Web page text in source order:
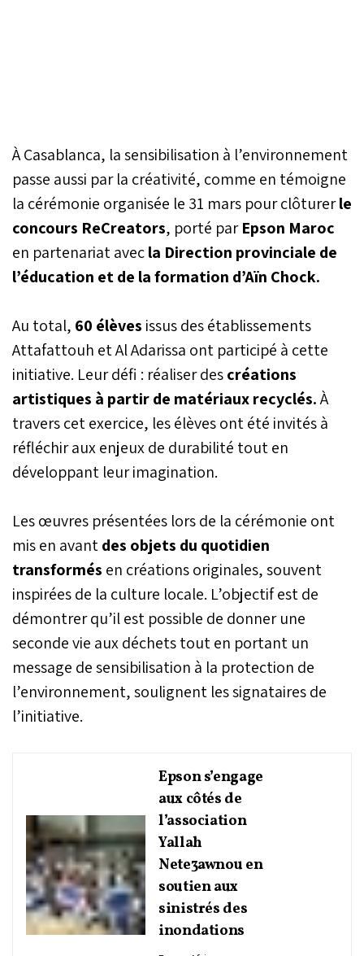
À Casablanca, la sensibilisation à l’environnement
passe aussi par la créativité, comme en témoigne
la cérémonie organisée le 31 mars pour clôturerle
concours ReCreators, porté parEpson Maroc
en partenariat avecla Direction provinciale de
l’éducation et de la formation d’Aïn Chock.
Au total, 60 élèves issus des établissements
Attafattouh et Al Adarissa ont participé à cette
initiative. Leur défi : réaliser descréations
artistiques à partir de matériaux recyclés.À
travers cet exercice, les élèves ont été invités à
réfléchir aux enjeux de durabilité tout en
développant leur imagination.
Les œuvres présentées lors de la cérémonie ont
mis en avantdes objets du quotidien
transformés en créations originales, souvent
inspirées de la culture locale. L’objectif est de
démontrer qu’il est possible de donner une
seconde vie aux déchets tout en portant un
message de sensibilisation à la protection de
l’environnement, soulignent les signataires de
l’initiative.
Epson s’engage
aux côtés de
l’association
Yallah
Nete3awnou en
soutien aux
sinistrés des
inondations